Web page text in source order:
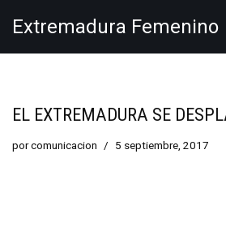
Extremadura Femenino
EL EXTREMADURA SE
porcomunicacion 5 septiembre, 2017